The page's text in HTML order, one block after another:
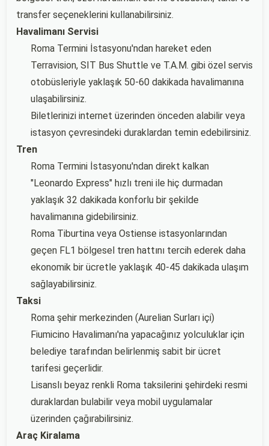
transfer seçeneklerini kullanabilirsiniz.
Havalimanı Servisi
Roma Termini İstasyonu'ndan hareket eden
Terravision, SIT Bus Shuttle ve T.A.M. gibi özel servis
otobüsleriyle yaklaşık 50-60 dakikada havalimanına
ulaşabilirsiniz.
Biletlerinizi internet üzerinden önceden alabilir veya
istasyon çevresindeki duraklardan temin edebilirsiniz.
Tren
Roma Termini İstasyonu'ndan direkt kalkan
"Leonardo Express" hızlı treni ile hiç durmadan
yaklaşık 32 dakikada konforlu bir şekilde
havalimanına gidebilirsiniz.
Roma Tiburtina veya Ostiense istasyonlarından
geçen FL1 bölgesel tren hattını tercih ederek daha
ekonomik bir ücretle yaklaşık 40-45 dakikada ulaşım
sağlayabilirsiniz.
Taksi
Roma şehir merkezinden (Aurelian Surları içi)
Fiumicino Havalimanı'na yapacağınız yolculuklar için
belediye tarafından belirlenmiş sabit bir ücret
tarifesi geçerlidir.
Lisanslı beyaz renkli Roma taksilerini şehirdeki resmi
duraklardan bulabilir veya mobil uygulamalar
üzerinden çağırabilirsiniz.
Araç Kiralama